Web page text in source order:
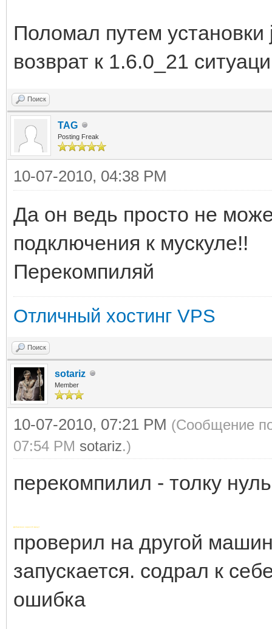
ror.java:1054)
at
java:3566)
at
java:3498)
at
1959)
at
va:2113)
at
Impl.java:2568)
at
at
Поломал путем установки
возврат к 1.6.0_21
Поиск
TAG
Posting Freak
10-07-2010, 04:38 PM
Да он ведь просто не
подключения к мускуле!!
Перекомпиляй
Отличный хостинг VPS
Поиск
sotariz
Member
10-07-2010, 07:21 PM (Сообщение
07:54 PM sotariz.)
перекомпилил - толку
Добавлено через 16 минут
проверил на другой
запускается. содрал к
ошибка